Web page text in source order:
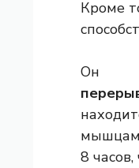
Кроме
Он
мышцам
8